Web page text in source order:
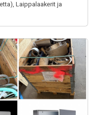
Laippalaakerit ja